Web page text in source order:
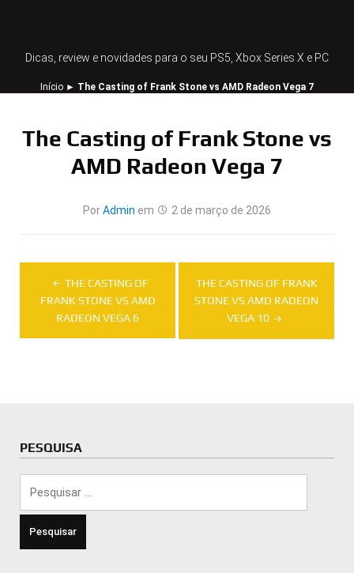
Dicas, review e novidades para o seu PS5, Xbox Series X e PC
Início ► The Casting of Frank Stone vs AMD Radeon Vega 7
The Casting of Frank Stone vs
AMD Radeon Vega 7
PorAdmin em 2 de março de 2026
Navegação
de
Post
THE CASTING OF
FRANK STONE VS AMD
RADEON VEGA 6
THE CASTING OF FRANK
STONE VS AMD RADEON
VEGA 10
PESQUISA